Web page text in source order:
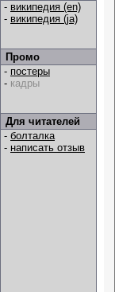
- википедия (en)
- википедия (ja)
Промо
- постеры
- кадры
Для читателей
- болталка
- написать отзыв